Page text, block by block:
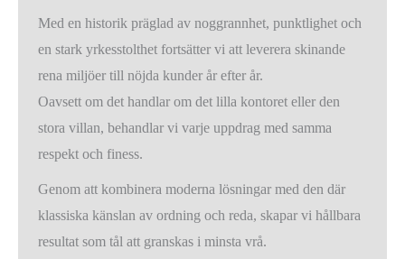
Med en historik präglad av noggrannhet, punktlighet och
en stark yrkesstolthet fortsätter vi att leverera skinande
rena miljöer till nöjda kunder år efter år.
Oavsett om det handlar om det lilla kontoret eller den
stora villan, behandlar vi varje uppdrag med samma
respekt och finess.
Genom att kombinera moderna lösningar med den där
klassiska känslan av ordning och reda, skapar vi hållbara
resultat som tål att granskas i minsta vrå.